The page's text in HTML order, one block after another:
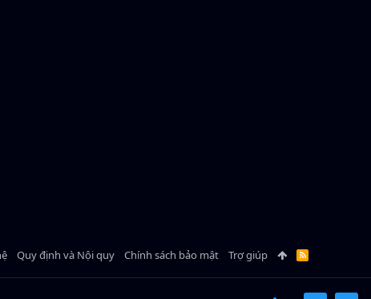
Quy định và Nội quy Chính sách bảo mật Trợ giúp
R
S
S